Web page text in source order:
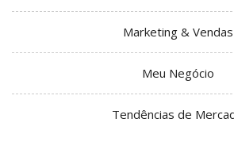
Marketing & Vendas
Meu Negócio
Tendências de